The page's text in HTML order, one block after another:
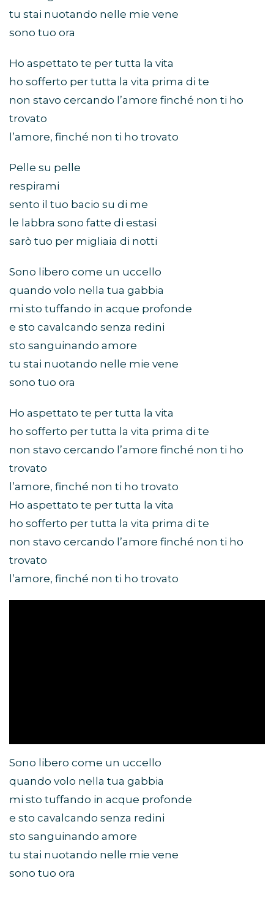
tu stai nuotando nelle mie vene
sono tuo ora
Ho aspettato te per tutta la vita
ho sofferto per tutta la vita prima di te
non stavo cercando l’amore finché non ti ho
trovato
l’amore, finché non ti ho trovato
Pelle su pelle
respirami
sento il tuo bacio su di me
le labbra sono fatte di estasi
sarò tuo per migliaia di notti
Sono libero come un uccello
quando volo nella tua gabbia
mi sto tuffando in acque profonde
e sto cavalcando senza redini
sto sanguinando amore
tu stai nuotando nelle mie vene
sono tuo ora
Ho aspettato te per tutta la vita
ho sofferto per tutta la vita prima di te
non stavo cercando l’amore finché non ti ho
trovato
l’amore, finché non ti ho trovato
Ho aspettato te per tutta la vita
ho sofferto per tutta la vita prima di te
non stavo cercando l’amore finché non ti ho
trovato
l’amore, finché non ti ho trovato
Sono libero come un uccello
quando volo nella tua gabbia
mi sto tuffando in acque profonde
e sto cavalcando senza redini
sto sanguinando amore
tu stai nuotando nelle mie vene
sono tuo ora